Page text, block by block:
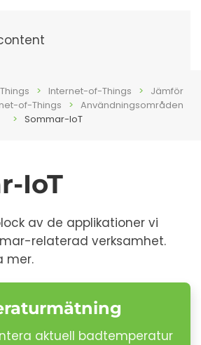
Internet-of-Things
Jämför
of-Things
Användningsområden
Sommar-IoT
IoT
av de applikationer vi
relaterad verksamhet.
mer.
aktuell badtemperatur